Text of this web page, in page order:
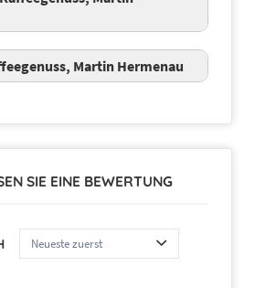
Martin Hermenau
SIE EINE BEWERTUNG